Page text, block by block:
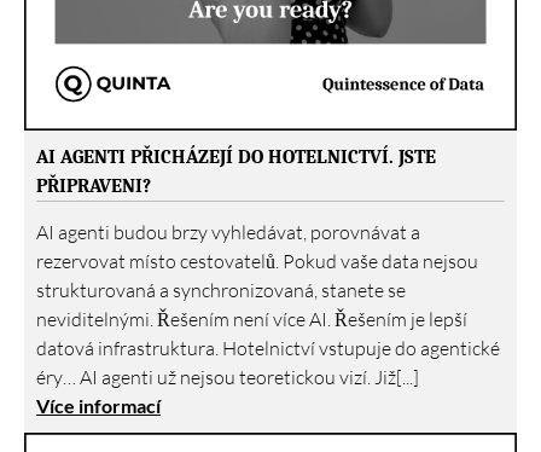
AI AGENTI PŘICHÁZEJÍ DO HOTELNICTVÍ. JSTE
PŘIPRAVENI?
AI agenti budou brzy vyhledávat, porovnávat a
rezervovat místo cestovatelů. Pokud vaše data nejsou
strukturovaná a synchronizovaná, stanete se
neviditelnými. Řešením není více AI. Řešením je lepší
datová infrastruktura. Hotelnictví vstupuje do agentické
éry… AI agenti už nejsou teoretickou vizí. Již[...]
Více informací